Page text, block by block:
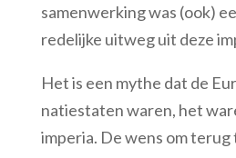
samenwerking was (ook)
redelijke uitweg uit deze
Het is een mythe dat de
natiestaten waren, het
imperia. De wens om terug